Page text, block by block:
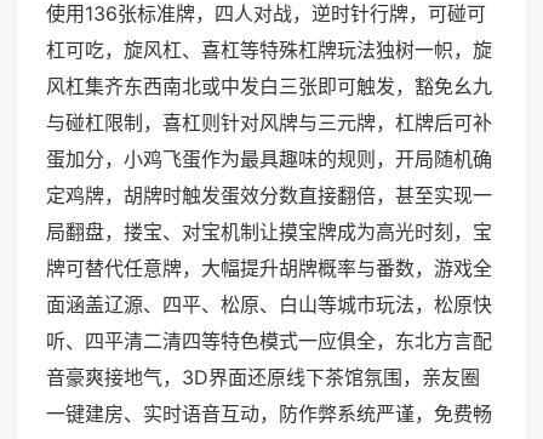
使用136张标准牌，四人对战，逆时针行牌，可碰可
杠可吃，旋风杠、喜杠等特殊杠牌玩法独树一帜，旋
风杠集齐东西南北或中发白三张即可触发，豁免幺九
与碰杠限制，喜杠则针对风牌与三元牌，杠牌后可补
蛋加分，小鸡飞蛋作为最具趣味的规则，开局随机确
定鸡牌，胡牌时触发蛋效分数直接翻倍，甚至实现一
局翻盘，搂宝、对宝机制让摸宝牌成为高光时刻，宝
牌可替代任意牌，大幅提升胡牌概率与番数，游戏全
面涵盖辽源、四平、松原、白山等城市玩法，松原快
听、四平清二清四等特色模式一应俱全，东北方言配
音豪爽接地气，3D界面还原线下茶馆氛围，亲友圈
一键建房、实时语音互动，防作弊系统严谨，免费畅